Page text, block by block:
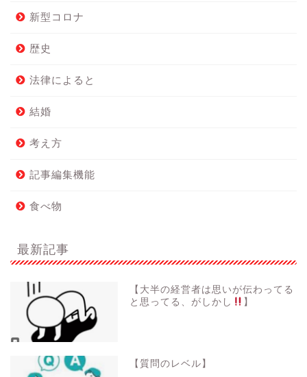
新型コロナ
歴史
法律によると
結婚
考え方
記事編集機能
食べ物
最新記事
【大半の経営者は思いが伝わってる
と思ってる、がしかし
】
【質問のレベル】